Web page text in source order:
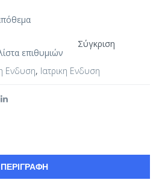
επιθυμιών
Σύγκριση
Ενδυση, Ιατρικη Ενδυση
ΠΕΡΙΓΡΑΦΉ